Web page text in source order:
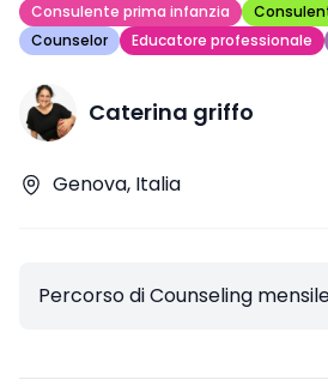
Consulente prima infanzia
Counselor
Educatore professionale
Caterina griffo
Genova, Italia
Percorso di Counseling